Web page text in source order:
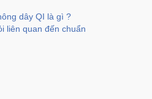
dây QI là gì ?
liên quan đến chuẩn